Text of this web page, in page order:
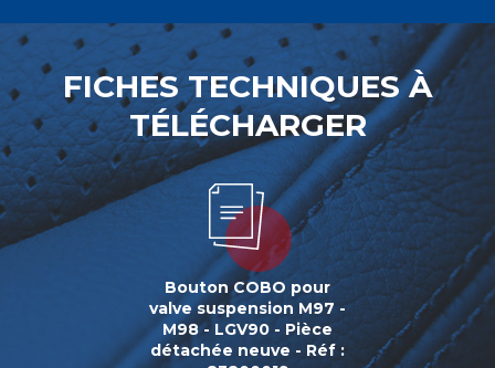
FICHES TECHNIQUES À
TÉLÉCHARGER
Bouton COBO pour
valve suspension M97 -
M98 - LGV90 - Pièce
détachée neuve - Réf :